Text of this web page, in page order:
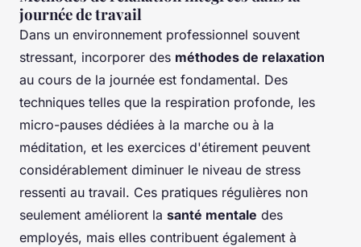
journée de travail
Dans un environnement professionnel souvent
stressant, incorporer des méthodes de relaxation
au cours de la journée est fondamental. Des
techniques telles que la respiration profonde, les
micro-pauses dédiées à la marche ou à la
méditation, et les exercices d'étirement peuvent
considérablement diminuer le niveau de stress
ressenti au travail. Ces pratiques régulières non
seulement améliorent la santé mentale des
employés, mais elles contribuent également à